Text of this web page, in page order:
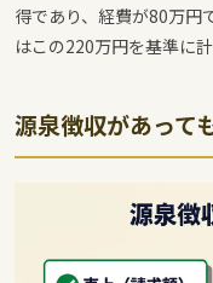
得であり、経費が80万円
はこの220万円を基準に計
源泉徴収があって